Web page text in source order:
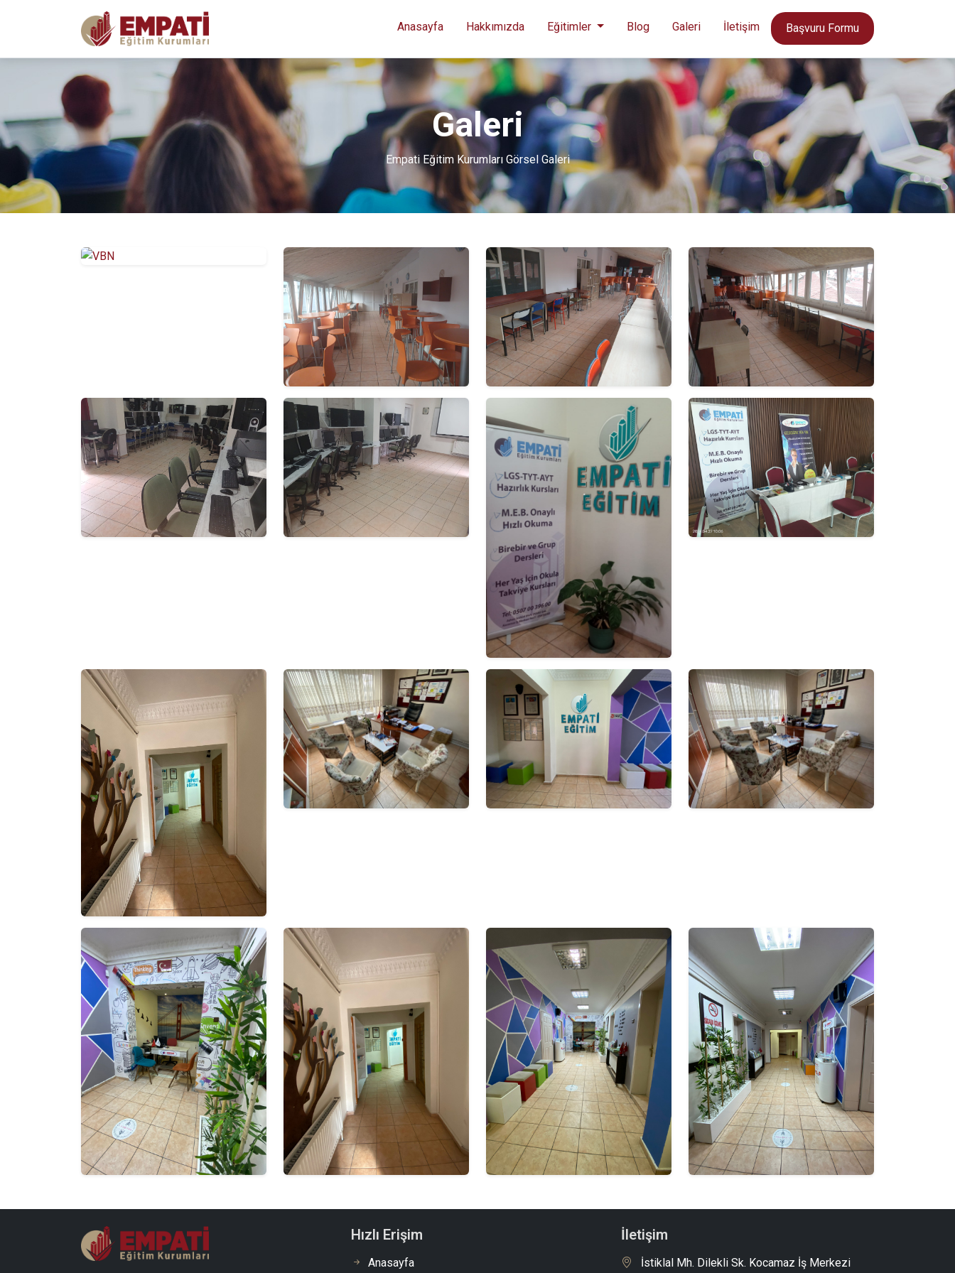
Anasayfa Hakkımızda Eğitimler Blog Galeri İletişim Başvuru Formu
Galeri
Empati Eğitim Kurumları Görsel Galeri
Hızlı Erişim
Anasayfa
İletişim
İstiklal Mh. Dilekli Sk. Kocamaz İş Merkezi